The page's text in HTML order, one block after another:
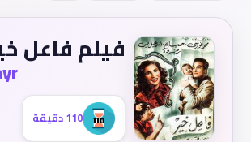
فيلم فاعل
110 دقيقة